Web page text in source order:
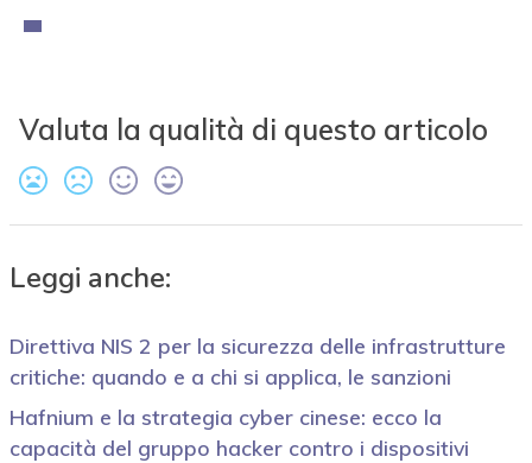
Valuta la qualità di questo articolo
Leggi anche:
Direttiva NIS 2 per la sicurezza delle infrastrutture
critiche: quando e a chi si applica, le sanzioni
Hafnium e la strategia cyber cinese: ecco la
capacità del gruppo hacker contro i dispositivi